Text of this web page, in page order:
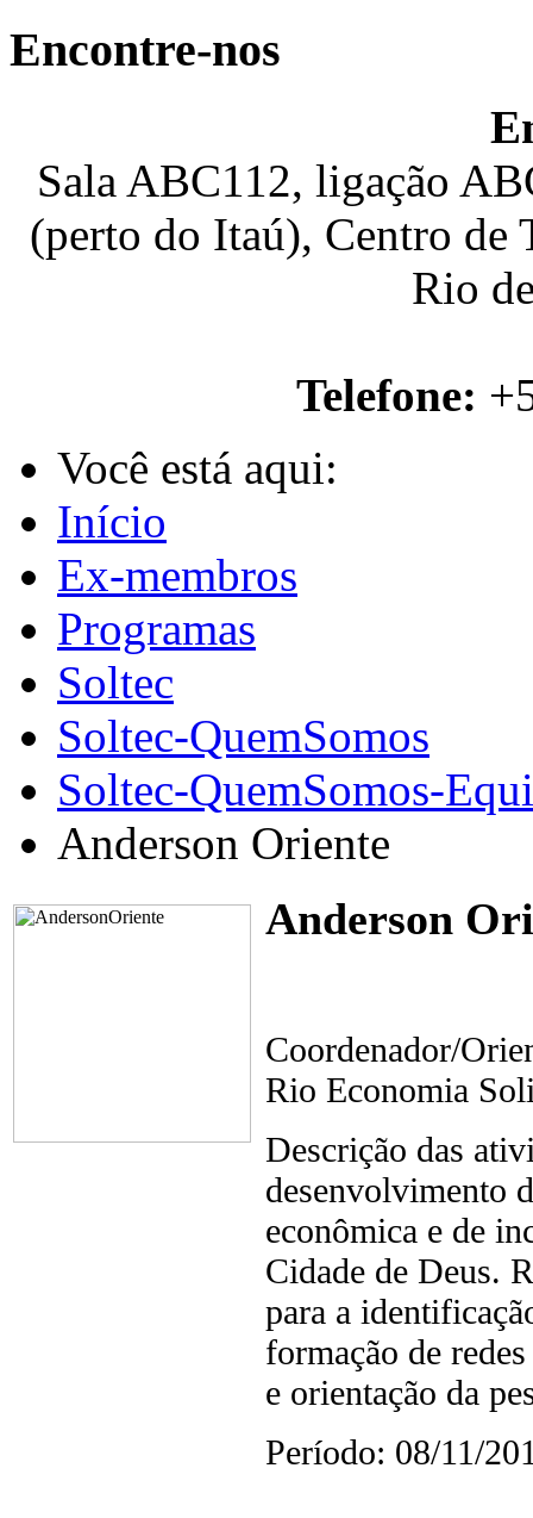
Encontre-nos
Sala ABC112, ligação
(perto do Itaú), Centro de
Rio
Telefone:
Você está aqui:
Início
Ex-membros
Programas
Soltec
Soltec-QuemSomos
Soltec-QuemSomos-
Anderson Oriente
Anderson
Coordenador/
Rio Economia
Descrição das
desenvolvimento
econômica e de
Cidade de Deus.
para a
formação de
e orientação da
Período: 08/11/